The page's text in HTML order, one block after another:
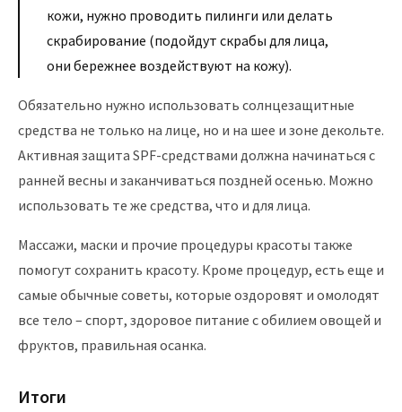
кожи, нужно проводить пилинги или делать
скрабирование (подойдут скрабы для лица,
они бережнее воздействуют на кожу).
Обязательно нужно использовать солнцезащитные
средства не только на лице, но и на шее и зоне декольте.
Активная защита SPF-средствами должна начинаться с
ранней весны и заканчиваться поздней осенью. Можно
использовать те же средства, что и для лица.
Массажи, маски и прочие процедуры красоты также
помогут сохранить красоту. Кроме процедур, есть еще и
самые обычные советы, которые оздоровят и омолодят
все тело – спорт, здоровое питание с обилием овощей и
фруктов, правильная осанка.
Итоги